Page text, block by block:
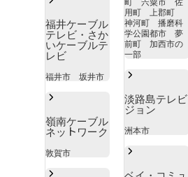
福井ケーブル
テレビ・さか
いケーブルテ
レビ
福井市 坂井市
嶺南ケーブル
ネットワーク
敦賀市
用町 上郡町
神河町 播磨科
学公園都市 夢
前町 加西市の
一部
淡路島テレビ
ジョン
洲本市